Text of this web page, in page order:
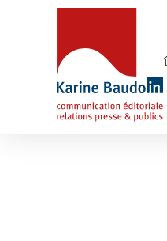
Home
POSTS